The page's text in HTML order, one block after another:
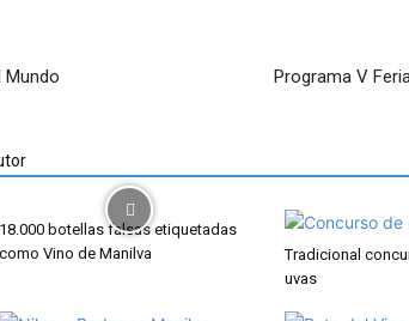
Mundo Programa V
18.000 botellas falsas etiquetadas
como Vino de Manilva
Tradicional
uvas